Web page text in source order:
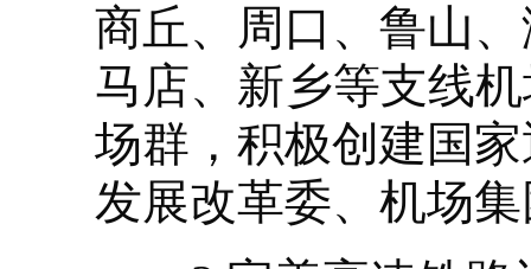
商丘、周口、鲁山
马店、新乡等支线
场群，积极创建国
发展改革委、机场